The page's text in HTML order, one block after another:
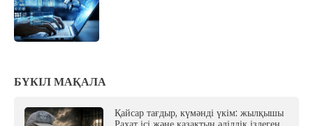
БҮКІЛ МАҚАЛА
Қайсар тағдыр, күмәнді үкім: жылқышы